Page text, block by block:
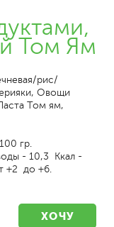
Том Ям
рис/
Овощи
Том ям,
гр.
- 10,3 Ккал -
+2 до +6.
ХОЧУ